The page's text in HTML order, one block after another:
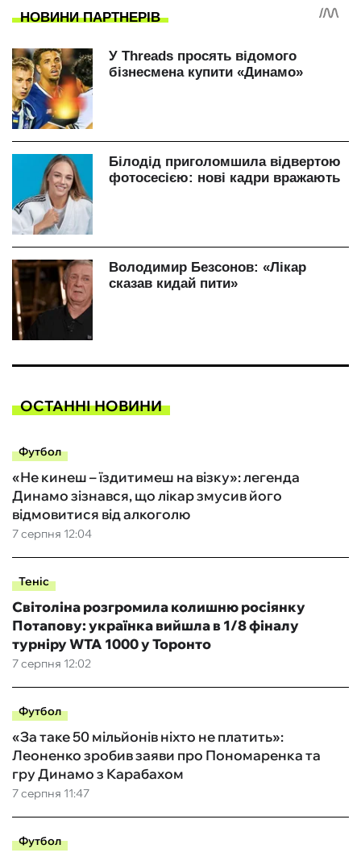
ОСТАННІ НОВИНИ
Футбол
7 серпня 12:04
«Не кинеш – їздитимеш на візку»: легенда
Динамо зізнався, що лікар змусив його
відмовитися від алкоголю
Теніс
7 серпня 12:02
Світоліна розгромила колишню росіянку
Потапову: українка вийшла в 1/8 фіналу
турніру WTA 1000 у Торонто
Футбол
7 серпня 11:47
«За таке 50 мільйонів ніхто не платить»:
Леоненко зробив заяви про Пономаренка та
гру Динамо з Карабахом
Футбол